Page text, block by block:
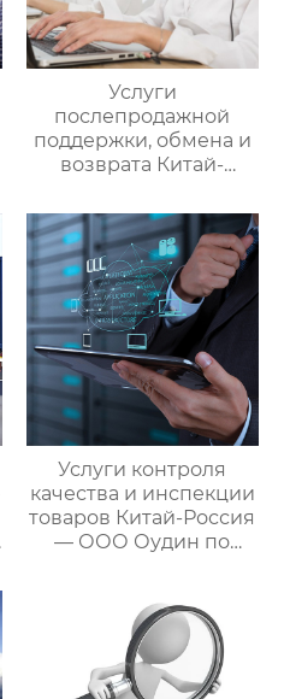
Услуги
послепродажной
поддержки, обмена и
возврата Китай-
по управлению
международными
цепями поставок
Услуги контроля
качества и инспекции
товаров Китай-Россия
— ООО Оудин по
цепями поставок